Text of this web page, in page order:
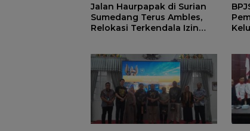
Jalan Haurpapak di Surian
Sumedang Terus Ambles,
Relokasi Terkendala Izin